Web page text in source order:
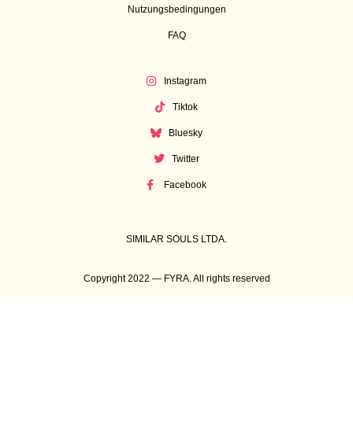
Nutzungsbedingungen
FAQ
Instagram
Tiktok
Bluesky
Twitter
Facebook
SIMILAR SOULS LTDA.
Copyright 2022 — FYRA. All rights reserved